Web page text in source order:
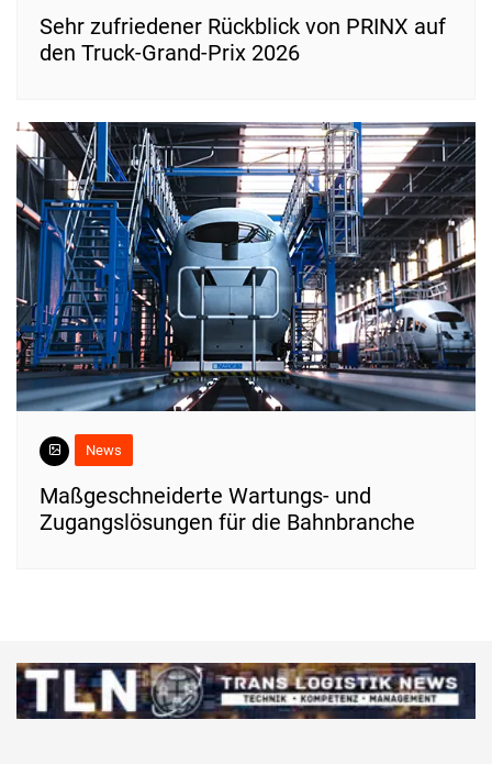
Sehr zufriedener Rückblick von PRINX auf
den Truck-Grand-Prix 2026
News
Maßgeschneiderte Wartungs- und
Zugangslösungen für die Bahnbranche